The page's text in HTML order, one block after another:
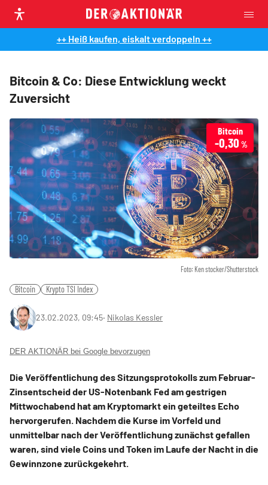
++ Heiß kaufen, eiskalt verdoppeln ++
Bitcoin & Co: Diese Entwicklung weckt
Zuversicht
Foto: Ken stocker/Shutterstock
Bitcoin
-0,30 %
Bitcoin Krypto TSI Index
23.02.2023, 09:45‧ Nikolas Kessler
DER AKTIONÄR bei Google bevorzugen
Die Veröffentlichung des Sitzungsprotokolls zum Februar-
Zinsentscheid der US-Notenbank Fed am gestrigen
Mittwochabend hat am Kryptomarkt ein geteiltes Echo
hervorgerufen. Nachdem die Kurse im Vorfeld und
unmittelbar nach der Veröffentlichung zunächst gefallen
waren, sind viele Coins und Token im Laufe der Nacht in die
Gewinnzone zurückgekehrt.